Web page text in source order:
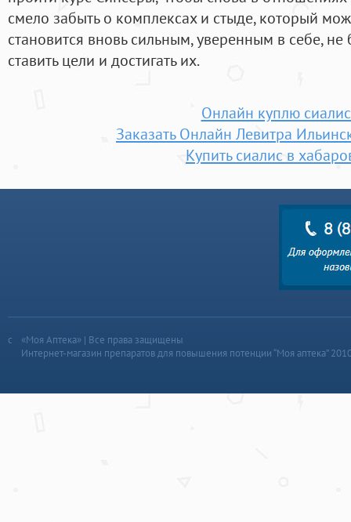
смело забыть о комплексах и стыде, который
становится вновь сильным, уверенным в себе,
ставить цели и достигать их.
Онлайн куплю
Заказать Онлайн Левитра
Купить сиалис в
«Моя Аптека» | Все права защищены
Интернет-магазин препаратов для повышения потенции “Моя аптека”